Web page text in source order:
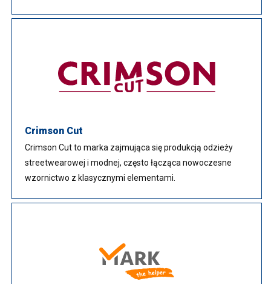
Crimson Cut
Crimson Cut to marka zajmująca się produkcją odzieży
streetwearowej i modnej, często łącząca nowoczesne
wzornictwo z klasycznymi elementami.